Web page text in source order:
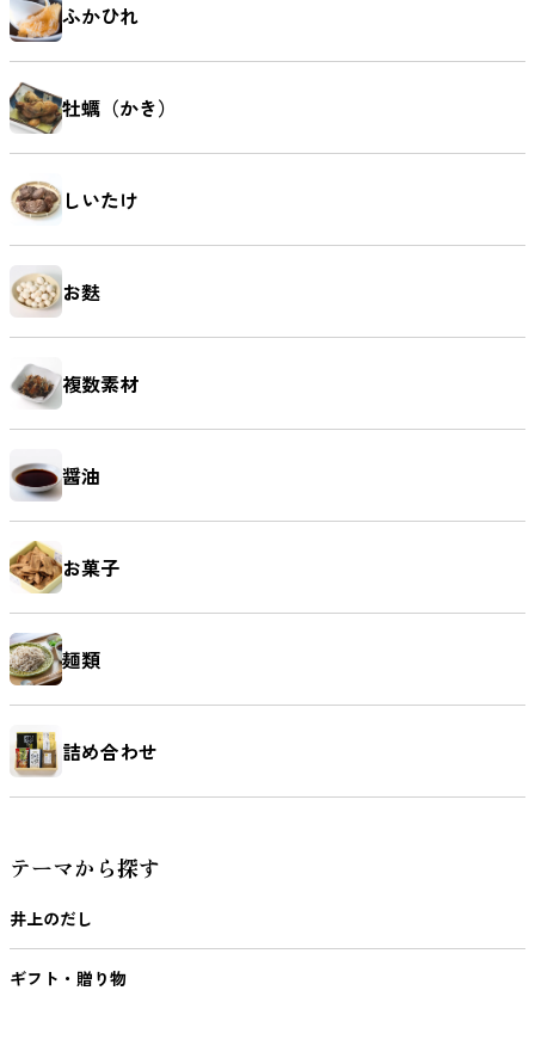
ふかひれ
牡蠣（かき）
しいたけ
お麩
複数素材
醤油
お菓子
麺類
詰め合わせ
テーマから探す
井上のだし
ギフト・贈り物